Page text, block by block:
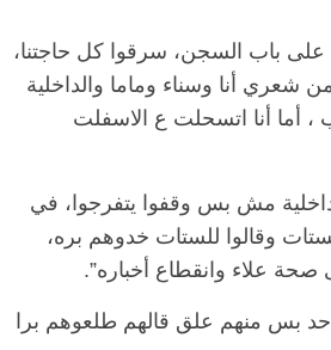
باب السجن، سرقوا كل حاجتنا،
شعري أنا وسناء وماما والداخلية
أما أنا اتسحلت ع الاسفلت
مش بس وقفوا يتفرجوا، في
وقالوا للستات خدوهم بره،
علاء وانقطاع أخباره”.
بس منهم علق قالهم طلعوهم برا